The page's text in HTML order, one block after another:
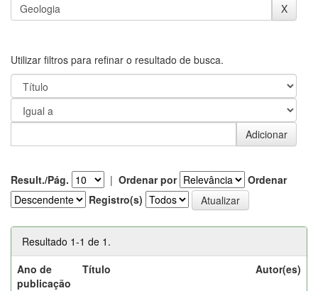
Utilizar filtros para refinar o resultado de busca.
Result./Pág. | Ordenar por
Ordenar
Registro(s)
Resultado 1-1 de 1.
Ano de
publicação
Título Autor(es)